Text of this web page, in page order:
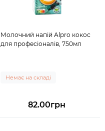
Молочний напій Alpro кокос
для професіоналів, 750мл
Немає на складі
82.00грн